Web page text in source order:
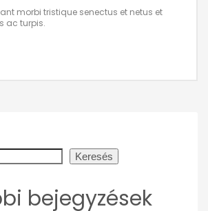
morbi tristique senectus et netus et
ac turpis.
Keresés
bejegyzések